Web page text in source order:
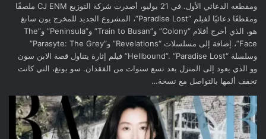
ومقطعه الدعائي الأول. في 21 يوليو، أصدرت شركة التوزيع CJ ENM ملصقًا
ومقطعًا دعائيًا لفيلم “Paradise Lost”، المشروع الجديد للمخرج يون سانغ
هو، الذي أخرج أفلام “Colony” و”Train to Busan” و”Peninsula” و”The
Face”، إضافة إلى مسلسلات “Revelations” و”Parasyte: The Grey”
وسلسلة “Hellbound”. “Paradise Lost” فيلم إثارة يتناول قصة الابن سون
وو الذي يعود إلى المنزل بعد تسع سنوات من الفقدان. سو يونغ، التي كانت
تخفف ألمها بالتواصل مع نسخة…